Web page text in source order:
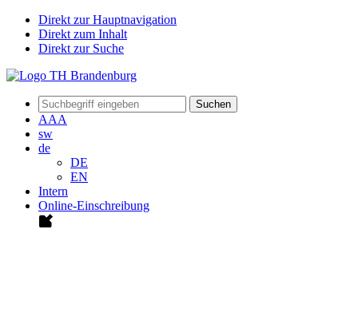
Direkt zur Hauptnavigation
Direkt zum Inhalt
Direkt zur Suche
Suchen
AAA
sw
de
DE
EN
Intern
Online-Einschreibung